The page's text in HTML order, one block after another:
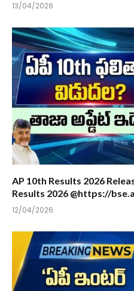
13/04/2026
AP 10th Results 2026
Results 2026 @https://
12/04/2026